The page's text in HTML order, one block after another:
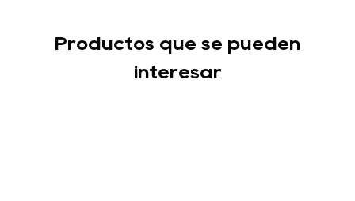
Productos que se pueden
interesar